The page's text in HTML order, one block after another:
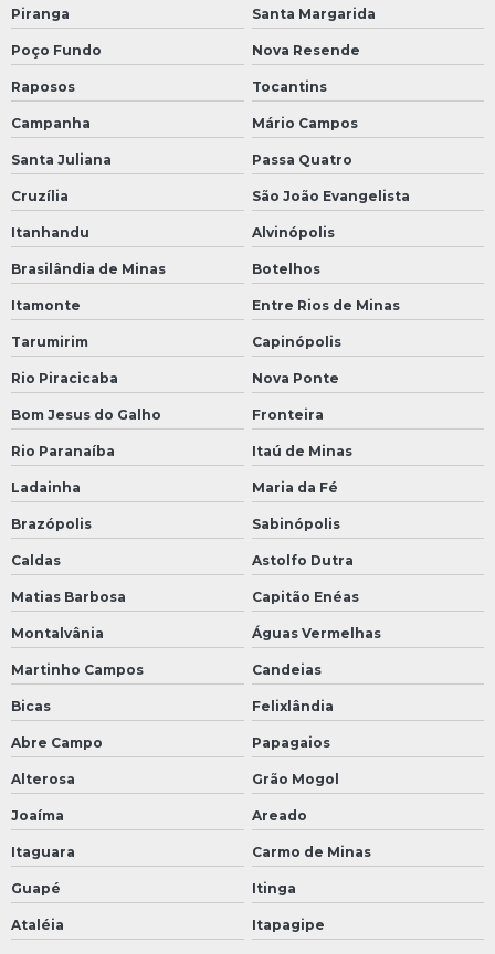
Piranga Santa Margarida
Poço Fundo Nova Resende
Raposos Tocantins
Campanha Mário Campos
Santa Juliana Passa Quatro
Cruzília São João Evangelista
Itanhandu Alvinópolis
Brasilândia de Minas Botelhos
Itamonte Entre Rios de Minas
Tarumirim Capinópolis
Rio Piracicaba Nova Ponte
Bom Jesus do Galho Fronteira
Rio Paranaíba Itaú de Minas
Ladainha Maria da Fé
Brazópolis Sabinópolis
Caldas Astolfo Dutra
Matias Barbosa Capitão Enéas
Montalvânia Águas Vermelhas
Martinho Campos Candeias
Bicas Felixlândia
Abre Campo Papagaios
Alterosa Grão Mogol
Joaíma Areado
Itaguara Carmo de Minas
Guapé Itinga
Ataléia Itapagipe